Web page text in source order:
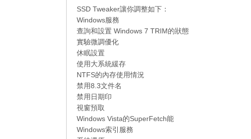
SSD Tweaker讓你調整如下：
Windows服務
查詢和設置 Windows 7 TRIM的狀態
實驗微調優化
休眠設置
使用大系統緩存
NTFS的內存使用情況
禁用8.3文件名
禁用日期印
視窗預取
Windows Vista的SuperFetch能
Windows索引服務